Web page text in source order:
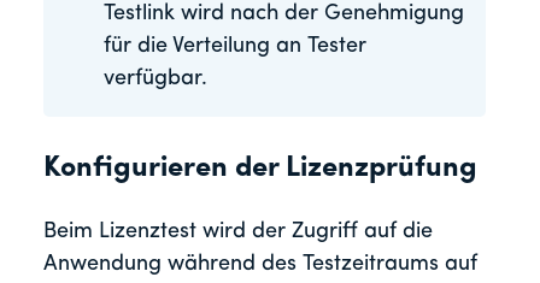
Testlink wird nach der Genehmigung
für die Verteilung an Tester
verfügbar.
Konfigurieren der Lizenzprüfung
Beim Lizenztest wird der Zugriff auf die
Anwendung während des Testzeitraums auf